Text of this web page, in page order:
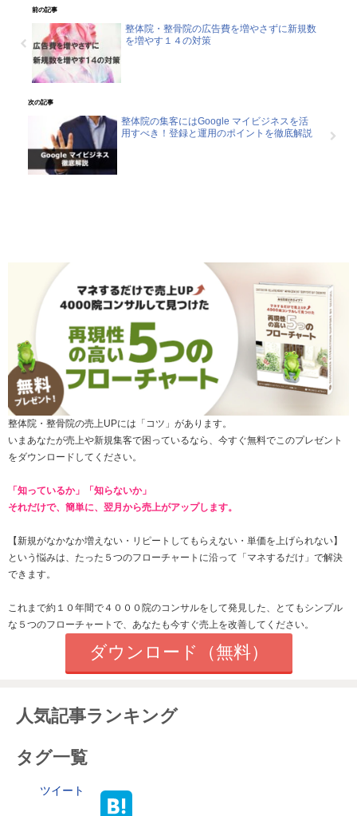
前の記事
整体院・整骨院の広告費を増やさずに新規数
を増やす１４の対策
次の記事
整体院の集客にはGoogle マイビジネスを活
用すべき！登録と運用のポイントを徹底解説
整体院・整骨院の売上UPには「コツ」があります。
いまあなたが売上や新規集客で困っているなら、今すぐ無料でこのプレゼント
をダウンロードしてください。
「知っているか」「知らないか」
それだけで、簡単に、翌月から売上がアップします。
【新規がなかなか増えない・ リピートしてもらえない ・単価を上げられない】
という悩みは、たった ５つのフローチャートに沿って「マネするだけ」で解決
できます。
これまで約１０年間で４０００院のコンサルをして発見した、とてもシンプル
な５つのフローチャートで、あなたも今すぐ売上を改善してください。
ダウンロード（無料）
人気記事ランキング
タグ一覧
ツイート